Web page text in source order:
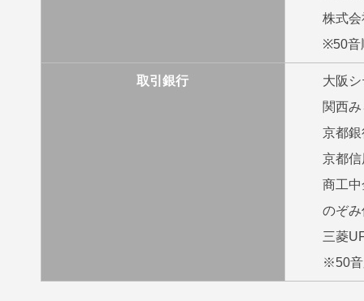
株式
※50音
取引銀行
大阪
関西
京都
京都
商工
のぞ
三菱
※50